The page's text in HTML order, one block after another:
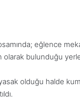
eğlence
olarak bulunduğu
olduğu halde